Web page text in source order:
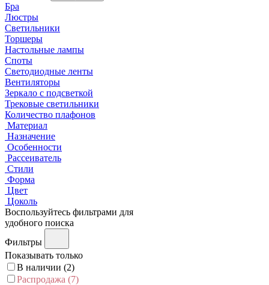
Бра
Люстры
Светильники
Торшеры
Настольные лампы
Споты
Светодиодные ленты
Вентиляторы
Зеркало с подсветкой
Трековые светильники
Количество плафонов
Материал
Назначение
Особенности
Рассеиватель
Стили
Форма
Цвет
Цоколь
Воспользуйтесь фильтрами для
удобного поиска
Фильтры
Показывать только
В наличии (2)
Распродажа (7)